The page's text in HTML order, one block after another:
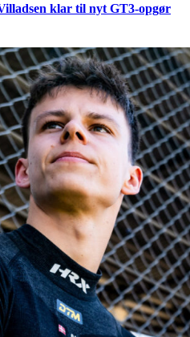
klar til nyt GT3-opgør